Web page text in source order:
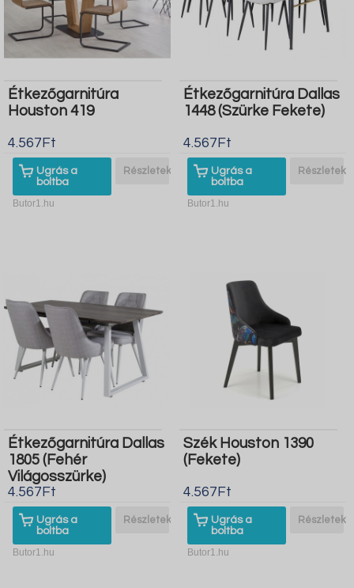
Étkezőgarnitúra
Houston 419
4.567Ft
Ugrás a
boltba
Részletek
Butor1.hu
Étkezőgarnitúra Dallas
1448 (Szürke Fekete)
4.567Ft
Ugrás a
boltba
Részletek
Butor1.hu
Étkezőgarnitúra Dallas
1805 (Fehér
Világosszürke)
4.567Ft
Ugrás a
boltba
Részletek
Butor1.hu
Szék Houston 1390
(Fekete)
4.567Ft
Ugrás a
boltba
Részletek
Butor1.hu